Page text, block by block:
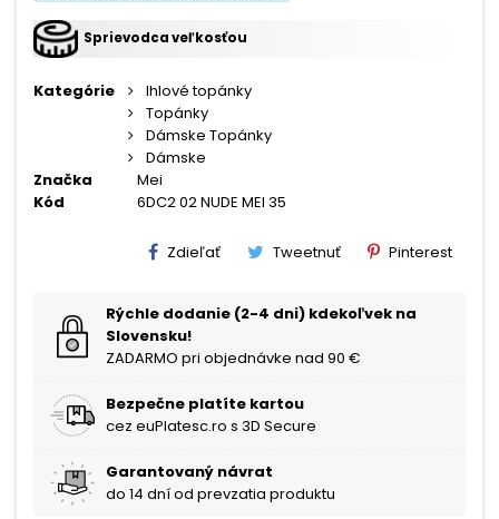
Sprievodca veľkosťou
Kategórie
Ihlové topánky
Topánky
Dámske Topánky
Dámske
Značka
Mei
Kód
6DC2 02 NUDE MEI 35
Zdieľať Tweetnuť Pinterest
Rýchle dodanie (2-4 dni) kdekoľvek na
Slovensku!
ZADARMO pri objednávke nad 90 €
Bezpečne platíte kartou
cez euPlatesc.ro s 3D Secure
Garantovaný návrat
do 14 dní od prevzatia produktu